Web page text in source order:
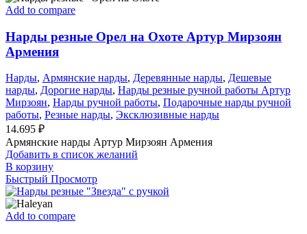
Add to compare
Нарды резные Орел на Охоте Артур Мирзоян
Армения
Нарды, Армянские нарды, Деревянные нарды, Дешевые
нарды, Дорогие нарды, Нарды резные ручной работы Артур
Мирзоян, Нарды ручной работы, Подарочные нарды ручной
работы, Резные нарды, Эксклюзивные нарды
14.695 ₽
Армянские нарды Артур Мирзоян Армения
Добавить в список желаний
В корзину
Быстрый Просмотр
Add to compare